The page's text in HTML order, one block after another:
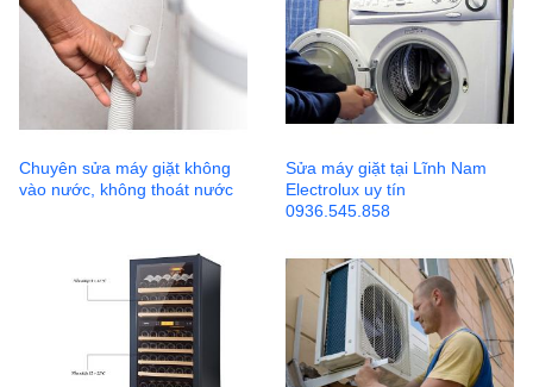
Chuyên sửa máy giặt không
vào nước, không thoát nước
Sửa máy giặt tại Lĩnh Nam
Electrolux uy tín
0936.545.858